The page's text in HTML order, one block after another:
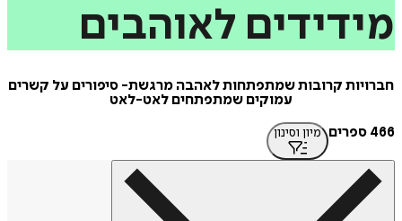
לאוהבים
קרובות שמתפתחות לאהבה מרגשת- סיפורים על קשרים
עמוקים שמתפתחים לאט-לאט
מיון וסינון